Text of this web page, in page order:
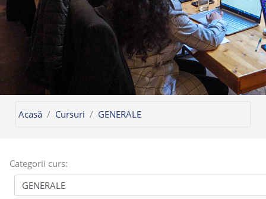
Acasă Cursuri GENERALE
Categorii curs: